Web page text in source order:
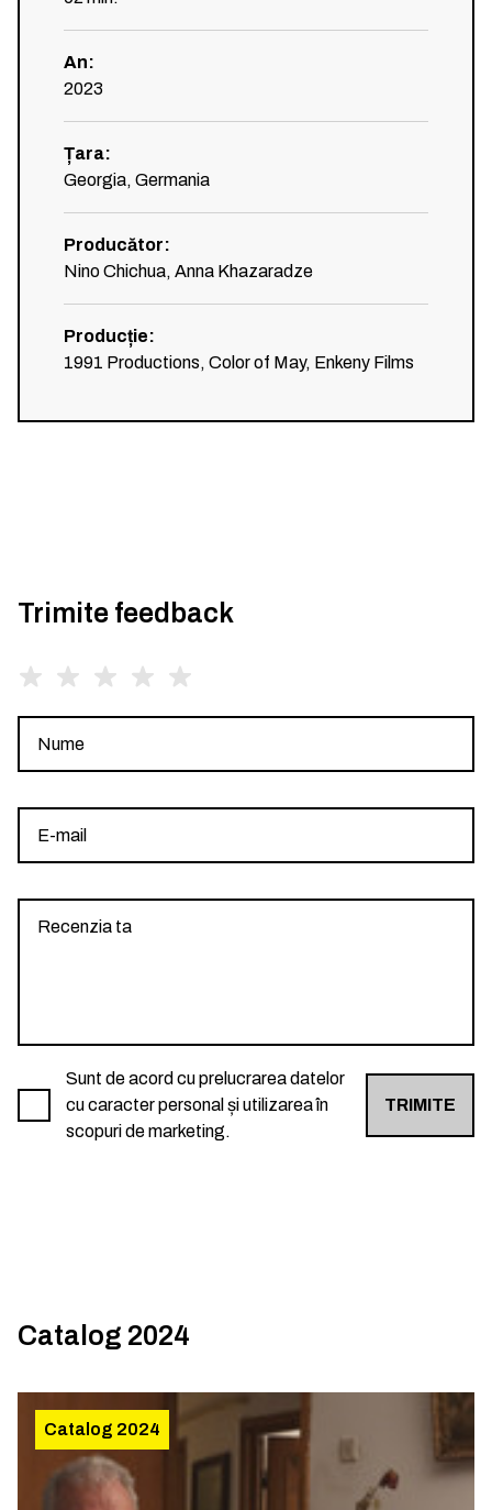
An:
2023
Țara:
Georgia, Germania
Producător:
Nino Chichua, Anna Khazaradze
Producție:
1991 Productions, Color of May, Enkeny Films
Trimite feedback
Sunt de acord cu prelucrarea datelor
cu caracter personal și utilizarea în
scopuri de marketing.
TRIMITE
Catalog 2024
Catalog 2024